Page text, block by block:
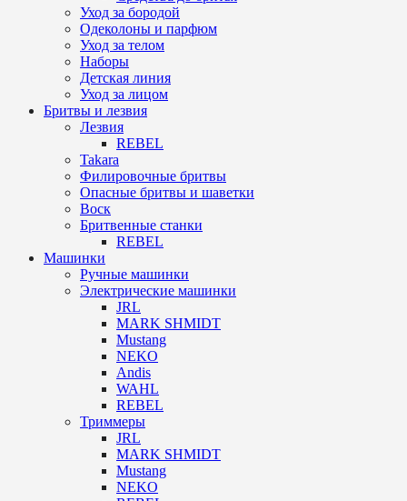
Уход за бородой
Одеколоны и парфюм
Уход за телом
Наборы
Детская линия
Уход за лицом
Бритвы и лезвия
Лезвия
REBEL
Takara
Филировочные бритвы
Опасные бритвы и шаветки
Воск
Бритвенные станки
REBEL
Машинки
Ручные машинки
Электрические машинки
JRL
MARK SHMIDT
Mustang
NEKO
Andis
WAHL
REBEL
Триммеры
JRL
MARK SHMIDT
Mustang
NEKO